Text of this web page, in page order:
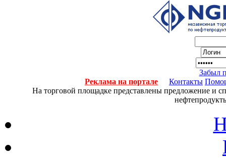
Забыл
Реклама на портале
Контакты
На торговой площадке представлены предложение и